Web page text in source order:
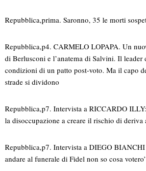
Repubblica,prima. Saronno, 35 le morti
Repubblica,p4. CARMELO LOPAPA. Un
di Berlusconi e l’anatema di Salvini. Il
condizioni di un patto post-voto. Ma il capo
strade si dividono
Repubblica,p7. Intervista a RICCARDO
la disoccupazione a creare il rischio di deriva
Repubblica,p7. Intervista a DIEGO
andare al funerale di Fidel non so cosa